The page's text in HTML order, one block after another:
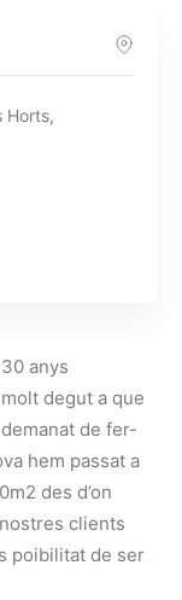
Horts,
anys
degut a que
de fer-
hem passat a
des d’on
clients
poibilitat de ser